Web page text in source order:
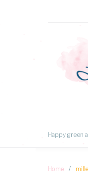
Happy green
Home /